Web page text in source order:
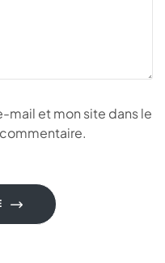
mail et mon site dans le